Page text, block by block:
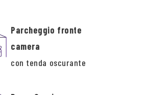
Parcheggio fronte
camera
con tenda oscurante